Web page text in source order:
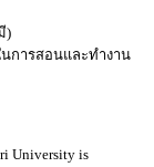
)
การสอนและทำงาน
University is